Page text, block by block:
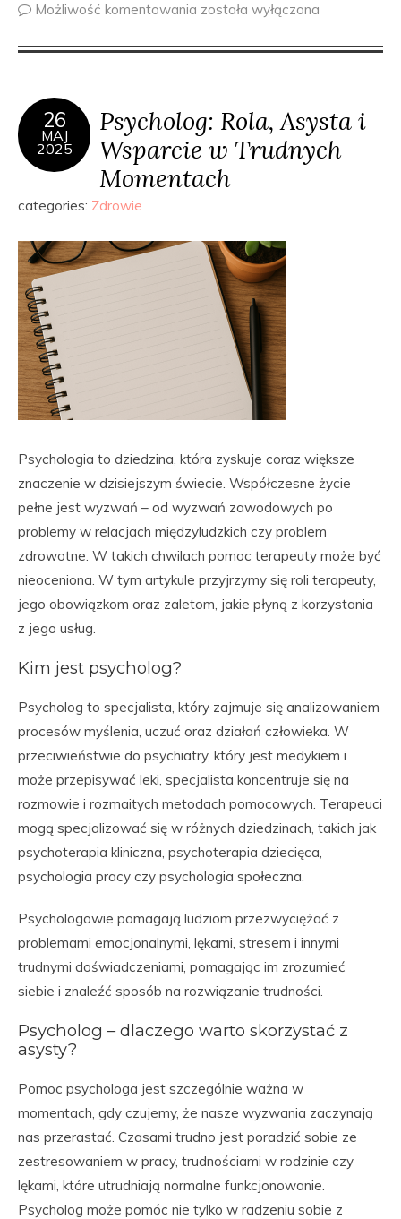
Możliwość komentowania została wyłączona
26
MAJ
2025
Psycholog: Rola, Asysta i
Wsparcie w Trudnych
Momentach
categories: Zdrowie
Psychologia to dziedzina, która zyskuje coraz większe
znaczenie w dzisiejszym świecie. Współczesne życie
pełne jest wyzwań – od wyzwań zawodowych po
problemy w relacjach międzyludzkich czy problem
zdrowotne. W takich chwilach pomoc terapeuty może być
nieoceniona. W tym artykule przyjrzymy się roli terapeuty,
jego obowiązkom oraz zaletom, jakie płyną z korzystania
z jego usług.
Kim jest psycholog?
Psycholog to specjalista, który zajmuje się analizowaniem
procesów myślenia, uczuć oraz działań człowieka. W
przeciwieństwie do psychiatry, który jest medykiem i
może przepisywać leki, specjalista koncentruje się na
rozmowie i rozmaitych metodach pomocowych. Terapeuci
mogą specjalizować się w różnych dziedzinach, takich jak
psychoterapia kliniczna, psychoterapia dziecięca,
psychologia pracy czy psychologia społeczna.
Psychologowie pomagają ludziom przezwyciężać z
problemami emocjonalnymi, lękami, stresem i innymi
trudnymi doświadczeniami, pomagając im zrozumieć
siebie i znaleźć sposób na rozwiązanie trudności.
Psycholog – dlaczego warto skorzystać z
asysty?
Pomoc psychologa jest szczególnie ważna w
momentach, gdy czujemy, że nasze wyzwania zaczynają
nas przerastać. Czasami trudno jest poradzić sobie ze
zestresowaniem w pracy, trudnościami w rodzinie czy
lękami, które utrudniają normalne funkcjonowanie.
Psycholog może pomóc nie tylko w radzeniu sobie z